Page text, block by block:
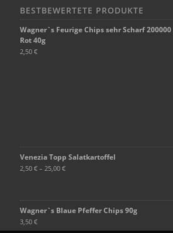
BESTBEWERTETE PRODUKTE
Wagner`s Feurige Chips sehr Scharf
Rot 40g
2,50 €
Venezia Topp Salatkartoffel
2,50 € – 25,00 €
Wagner`s Blaue Pfeffer Chips 90g
3,50 €